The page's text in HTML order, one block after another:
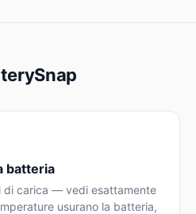
batteria
di carica — vedi esattamente
usurano la batteria,